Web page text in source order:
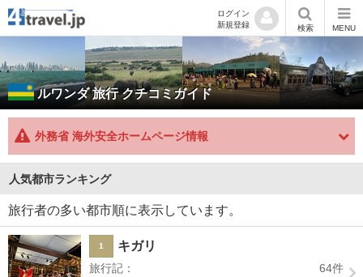
ログイン
新規登録
検索 MENU
ルワンダ旅行 クチコミガイド
外務省 海外安全ホームページ情報
人気都市ランキング
旅行者の多い都市順に表示しています。
1 キガリ
旅行記： 64件